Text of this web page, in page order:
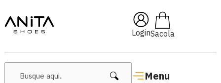
Login
Menu
🔥 Lançamentos Femininos